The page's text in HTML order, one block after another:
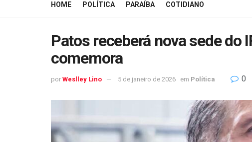
HOME POLÍTICA PARAÍBA COTIDIANO
Patos receberá nova sede do
comemora
por Weslley Lino 5 de janeiro de 2026 em Política 0